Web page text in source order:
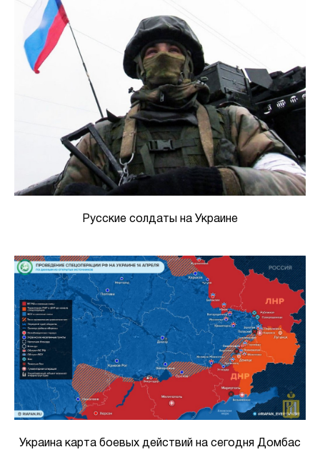
Русские солдаты на Украине
Украина карта боевых действий на сегодня Домбас